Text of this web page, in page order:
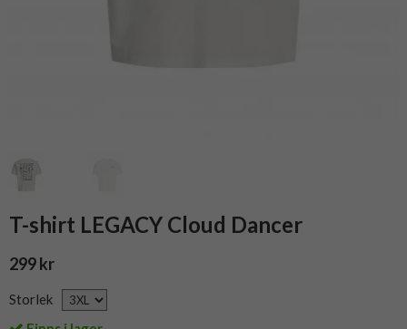
T-shirt LEGACY Cloud Dancer
299 kr
Storlek